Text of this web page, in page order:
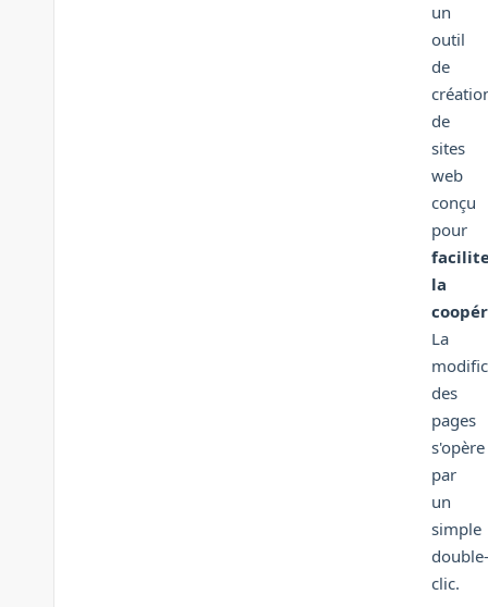
un
outil
de
de
sites
web
conçu
pour
la
La
des
pages
s'opère
par
un
simple
double-
clic.